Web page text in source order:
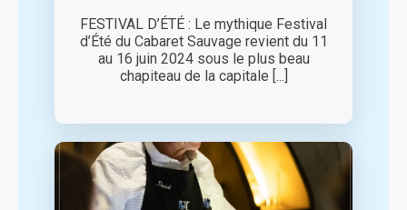
FESTIVAL D’ÉTÉ : Le mythique Festival
d’Été du Cabaret Sauvage revient du 11
au 16 juin 2024 sous le plus beau
chapiteau de la capitale [...]